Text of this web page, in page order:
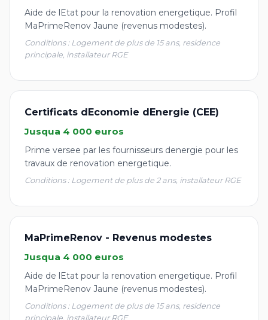
Aide de lEtat pour la renovation energetique. Profil
MaPrimeRenov Jaune (revenus modestes).
Conditions : Logement de plus de 15 ans, residence
principale, installateur RGE
Certificats dEconomie dEnergie (CEE)
Jusqua 4 000 euros
Prime versee par les fournisseurs denergie pour les
travaux de renovation energetique.
Conditions : Logement de plus de 2 ans, installateur RGE
MaPrimeRenov - Revenus modestes
Jusqua 4 000 euros
Aide de lEtat pour la renovation energetique. Profil
MaPrimeRenov Jaune (revenus modestes).
Conditions : Logement de plus de 15 ans, residence
principale, installateur RGE